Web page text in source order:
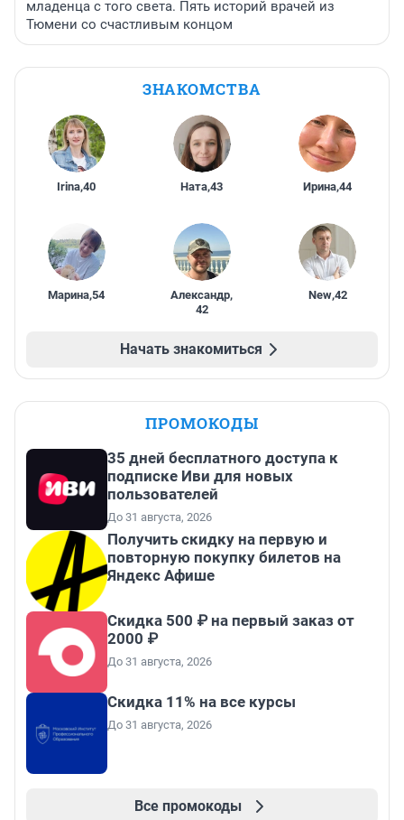
младенца с того света. Пять историй врачей из
Тюмени со счастливым концом
ЗНАКОМСТВА
Irina,40 Ната,43 Ирина,44
Марина,54 Александр,
42
New,42
Начать знакомиться
ПРОМОКОДЫ
35 дней бесплатного доступа к
подписке Иви для новых
пользователей
До 31 августа, 2026
Получить скидку на первую и
повторную покупку билетов на
Яндекс Афише
Скидка 500 ₽ на первый заказ от
2000 ₽
До 31 августа, 2026
Скидка 11% на все курсы
До 31 августа, 2026
Все промокоды